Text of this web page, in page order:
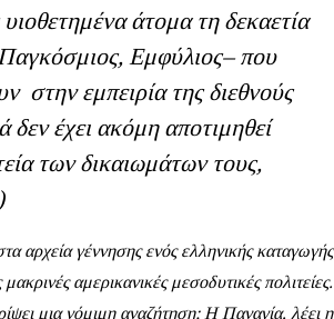
άτομα τη δεκαετία
Εμφύλιος– που
στην εμπειρία της διεθνούς
δεν έχει ακόμη αποτιμηθεί
των δικαιωμάτων τους,
αρχεία γέννησης ενός ελληνικής καταγωγής
αμερικανικές μεσοδυτικές πολιτείες.
μια νόμιμη αναζήτηση; Η Παναγία, λέει η